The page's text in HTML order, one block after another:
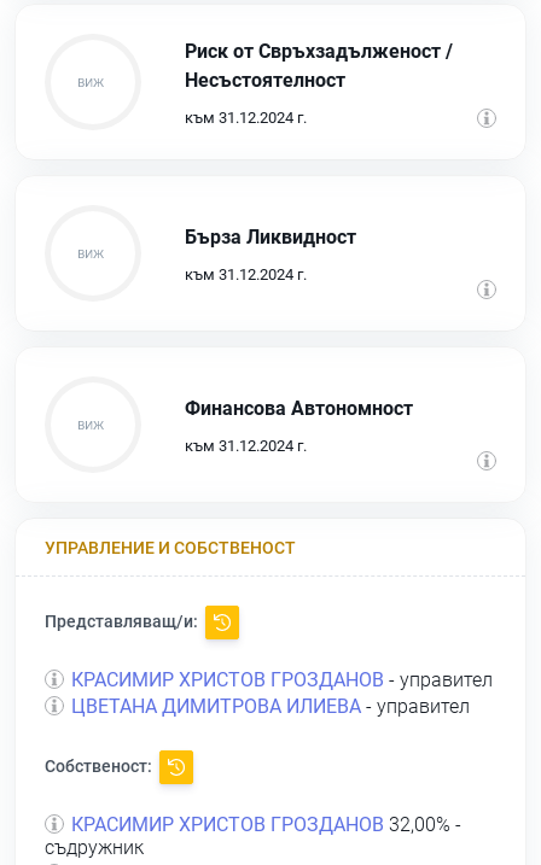
Риск от Свръхзадълженост /
Несъстоятелност
към 31.12.2024 г.
Бърза Ликвидност
към 31.12.2024 г.
Финансова Автономност
към 31.12.2024 г.
УПРАВЛЕНИЕ И СОБСТВЕНОСТ
Представляващ/и:
КРАСИМИР ХРИСТОВ ГРОЗДАНОВ - управител
ЦВЕТАНА ДИМИТРОВА ИЛИЕВА - управител
Собственост:
КРАСИМИР ХРИСТОВ ГРОЗДАНОВ 32,00% -
съдружник